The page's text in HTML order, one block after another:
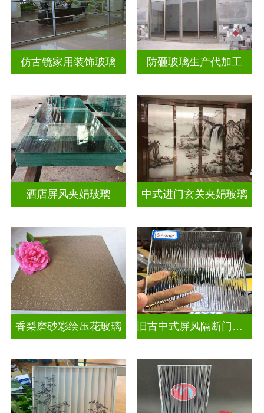
仿古镜家用装饰玻璃 防砸玻璃生产代加工
酒店屏风夹娟玻璃 中式进门玄关夹娟玻璃
香梨磨砂彩绘压花玻璃 旧古中式屏风隔断门窗彩绘压花玻璃